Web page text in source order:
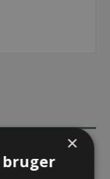
×
bruger